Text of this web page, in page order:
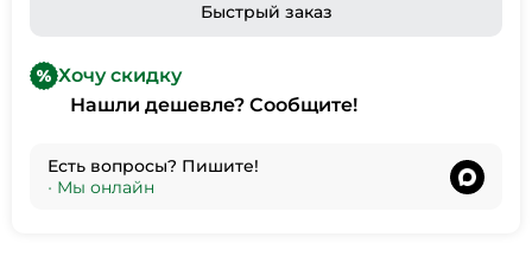
Быстрый заказ
Хочу скидку
Нашли дешевле? Сообщите!
Есть вопросы? Пишите!
• Мы онлайн